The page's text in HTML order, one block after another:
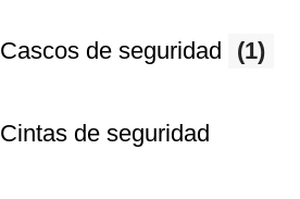
Cascos de seguridad (1)
Cintas de seguridad